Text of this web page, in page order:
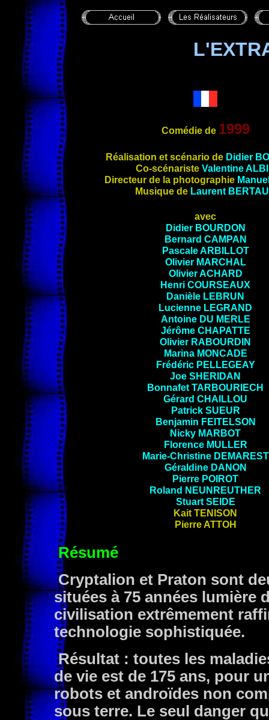
Comédie de 1999
Réalisation et scénario de Didier
Co-scénariste Valentine
Directeur de la photographie
Musique de Laurent
avec
Didier BOURDON
Bernard CAMPAN
Pascale ARBILLOT
Olivier MARCHAL
OlivierACHARD
Henri COURSEAUX
Danièle LEBRUN
Lucienne LEGRAND
Antoine DU MERLE
Jérôme CHAPATTE
Olivier RABOURDIN
Marina MONCADE
Frédéric PELLEGEAY
Joe SHERIDAN
Bonnafet TARBOURIECH
Gérard CHAILLOU
Patrick SUEUR
Benjamin FEITELSON
Nicky MARBOT
Florence MULLER
Marie-Christine DEMAREST
Géraldine DANON
Pierre POIROT
Roland NEUNREUTHER
Stuart SEIDE
Kait TENISON
Pierre ATTOH
Résumé
Cryptalion et Praton sont
situées à 75 années lumière
civilisation extrêmement
technologie sophistiquée.
Résultat : toutes les
de vie est de 175 ans, pour
robots et androïdes non
sous terre. Le seul danger